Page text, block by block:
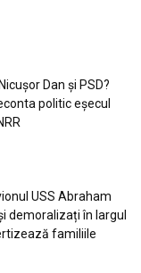
Dan și PSD?
politic eșecul
USS Abraham
demoralizați în largul
familiile